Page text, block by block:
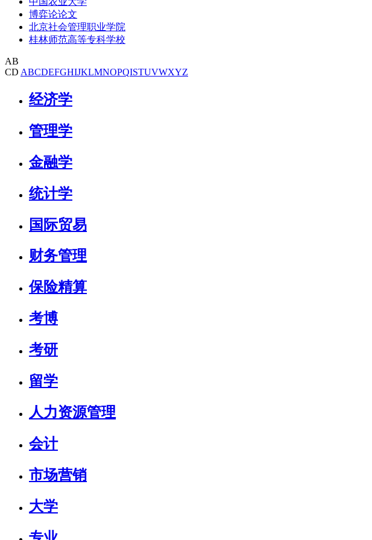
博弈论论文
北京社会管理职业学院
桂林师范高等专科学校
AB
CD ABCDEFGHIJKLMNOPQISTUVWXYZ
经济学
管理学
金融学
统计学
国际贸易
财务管理
保险精算
考博
考研
留学
人力资源管理
会计
市场营销
大学